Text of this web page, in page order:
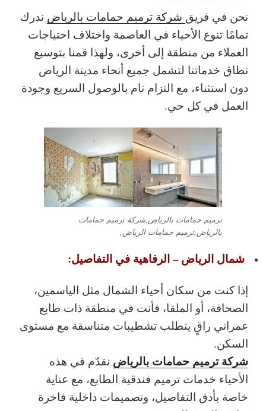
نحن في فريق شركة ترميم حمامات بالرياض ندرك
تمامًا تنوع الأحياء في العاصمة واختلاف احتياجات
العملاء من منطقة إلى أخرى، ولهذا قمنا بتوسيع
نطاق خدماتنا لتشمل جميع أنحاء مدينة الرياض
دون استثناء، مع التزام تام بالوصول السريع وجودة
العمل في كل حي.
ترميم حمامات بالرياض,شركة ترميم حمامات
بالرياض,ترميم حمامات الرياض,
شمال الرياض – الرفاهية في التفاصيل:
إذا كنت من سكان أحياء الشمال مثل الياسمين،
الصحافة، أو الملقا، فأنت في منطقة ذات طابع
عمراني راقٍ يتطلب تشطيبات متناسقة مع مستوى
السكن.
شركة ترميم حمامات بالرياض نقدّم في هذه
الأحياء خدمات ترميم فندقية الطابع، مع عناية
خاصة بأدق التفاصيل، وتصميمات داخلية فاخرة